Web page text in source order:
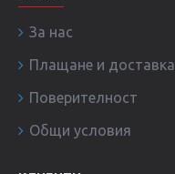
За нас
Плащане и доставка
Поверителност
Общи условия